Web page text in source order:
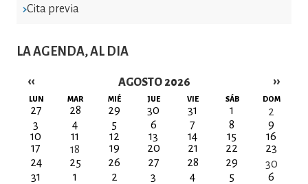
Cita previa
LA AGENDA, AL DIA
AGOSTO 2026
Paginación
‹‹ ››
LUN MAR MIÉ JUE VIE SÁB DOM
27 28 29 30 31 1
2
3
4 5 6 7 8
9
10
11 12 13 14 15
16
17
18 19 20 21 22
23
24
25 26 27 28 29
30
31
1 2 3 4 5 6